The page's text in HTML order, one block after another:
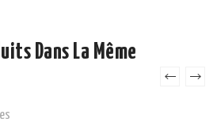
Dans La Même